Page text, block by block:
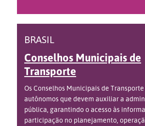
BRASIL
Conselhos Municipais de
Transporte
Os Conselhos Municipais de
autônomos que devem auxiliar a
pública, garantindo o acesso às
participação no planejamento,